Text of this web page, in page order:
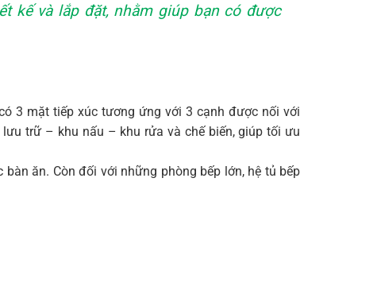
kế và lắp đặt, nhằm giúp bạn có được
3 mặt tiếp xúc tương ứng với 3 cạnh được nối với
trữ – khu nấu – khu rửa và chế biến, giúp tối ưu
ăn. Còn đối với những phòng bếp lớn, hệ tủ bếp